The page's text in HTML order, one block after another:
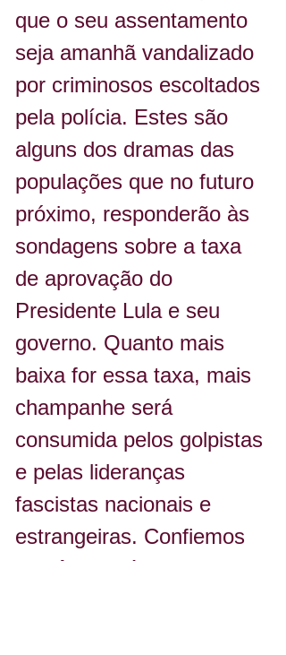
que o seu assentamento
seja amanhã vandalizado
por criminosos escoltados
pela polícia. Estes são
alguns dos dramas das
populações que no futuro
próximo, responderão às
sondagens sobre a taxa
de aprovação do
Presidente Lula e seu
governo. Quanto mais
baixa for essa taxa, mais
champanhe será
consumida pelos golpistas
e pelas lideranças
fascistas nacionais e
estrangeiras. Confiemos
no gênio político do